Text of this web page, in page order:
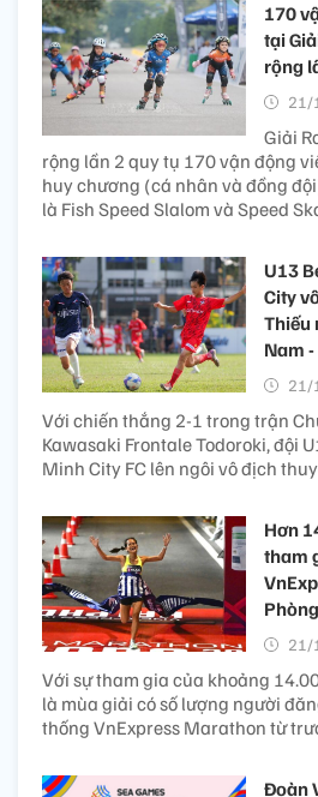
170
tại
rộng
21/
Giải
rộng lần 2 quy tụ 170 vận động
huy chương (cá nhân và đồng
là Fish Speed Slalom và Speed
U13
City
Thiếu
Nam
21/
Với chiến thắng 2-1 trong trận
Kawasaki Frontale Todoroki, đội
Minh City FC lên ngôi vô địch
Hơn
tham
21/
Với sự tham gia của khoảng
là mùa giải có số lượng người
thống VnExpress Marathon từ
Đoàn